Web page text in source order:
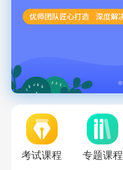
考试课程 专题课程